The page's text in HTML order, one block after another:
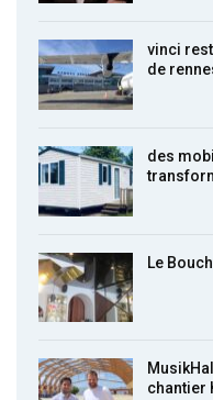
vinci
de
des
Le
chantier